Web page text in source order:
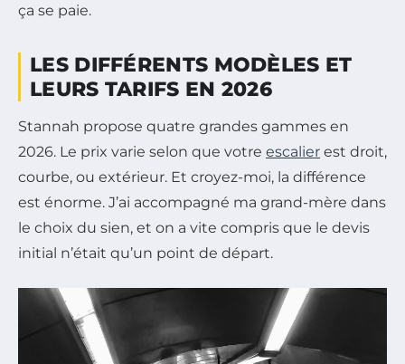
ça se paie.
LES DIFFÉRENTS MODÈLES ET
LEURS TARIFS EN 2026
Stannah propose quatre grandes gammes en
2026. Le prix varie selon que votre escalier est droit,
courbe, ou extérieur. Et croyez-moi, la différence
est énorme. J’ai accompagné ma grand-mère dans
le choix du sien, et on a vite compris que le devis
initial n’était qu’un point de départ.